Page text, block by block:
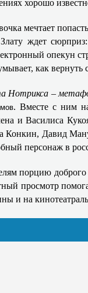
хорошо
мечтает
ждет
опекун
как вернуть
–
. Вместе с ним
и Василиса
Давид
персонаж в
порцию
просмотр
и на